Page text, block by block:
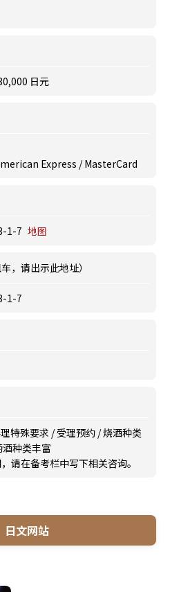
日元
Express / MasterCard
1-7 地图
，请出示此地址）
1-7
特殊要求 /受理预约 /烧酒种类
酒种类丰富
在备考栏中写下相关咨询。
日文网站